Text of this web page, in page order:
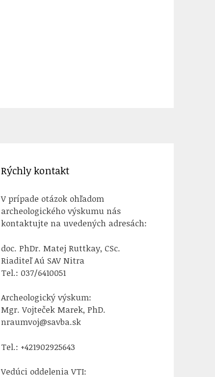
Rýchly kontakt
V prípade otázok ohľadom
archeologického výskumu nás
kontaktujte na uvedených adresách:
doc. PhDr. Matej Ruttkay, CSc.
Riaditeľ Aú SAV Nitra
Tel.: 037/6410051
Archeologický výskum:
Mgr. Vojteček Marek, PhD.
nraumvoj@savba.sk
Tel.: +421902925643
Vedúci oddelenia VTI: